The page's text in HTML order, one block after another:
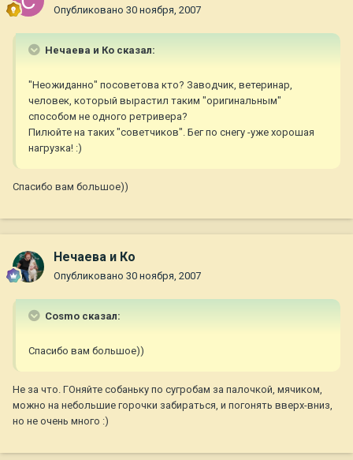
Опубликовано 30 ноября, 2007
Нечаева и Ко сказал:
"Неожиданно" посоветова кто? Заводчик, ветеринар,
человек, который вырастил таким "оригинальным"
способом не одного ретривера?
Пилюйте на таких "советчиков". Бег по снегу -уже хорошая
нагрузка! :)
Спасибо вам большое))
Нечаева и Ко
Опубликовано 30 ноября, 2007
Cosmo сказал:
Спасибо вам большое))
Не за что. ГОняйте собаньку по сугробам за палочкой, мячиком,
можно на небольшие горочки забираться, и погонять вверх-вниз,
но не очень много :)